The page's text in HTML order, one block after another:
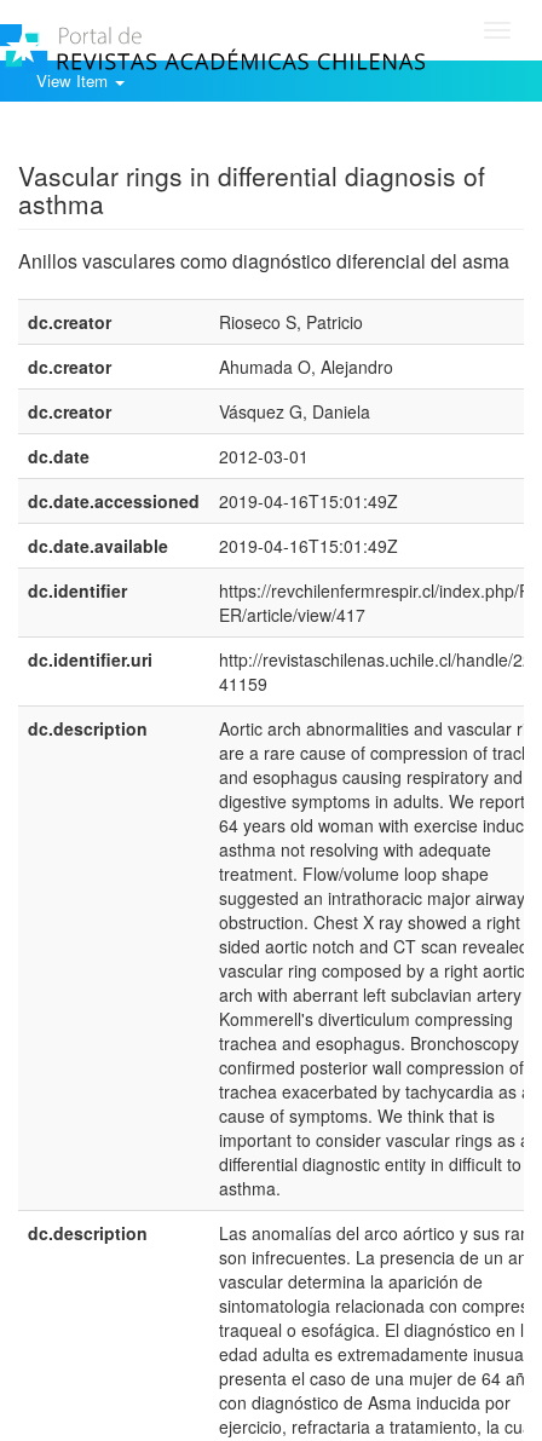
View Item
Vascular rings in differential diagnosis of
asthma
Anillos vasculares como diagnóstico diferencial del asma
dc.creator
Rioseco S, Patricio
dc.creator
Ahumada O, Alejandro
dc.creator
Vásquez G, Daniela
dc.date
2012-03-01
dc.date.accessioned
2019-04-16T15:01:49Z
dc.date.available
2019-04-16T15:01:49Z
dc.identifier
https://revchilenfermrespir.cl/index.php/
ER/article/view/417
dc.identifier.uri
http://revistaschilenas.uchile.cl/handle/
41159
dc.description
Aortic arch abnormalities and vascular
are a rare cause of compression of
and esophagus causing respiratory and
digestive symptoms in adults. We report a
64 years old woman with exercise induced
asthma not resolving with adequate
treatment. Flow/volume loop shape
suggested an intrathoracic major airway
obstruction. Chest X ray showed a right
sided aortic notch and CT scan revealed a
vascular ring composed by a right aortic
arch with aberrant left subclavian artery
Kommerell's diverticulum compressing
trachea and esophagus. Bronchoscopy
confirmed posterior wall compression of
trachea exacerbated by tachycardia as a
cause of symptoms. We think that is
important to consider vascular rings as a
differential diagnostic entity in difficult to
asthma.
dc.description
Las anomalías del arco aórtico y sus
son infrecuentes. La presencia de un
vascular determina la aparición de
sintomatologia relacionada con
traqueal o esofágica. El diagnóstico en la
edad adulta es extremadamente inusual.
presenta el caso de una mujer de 64 años
con diagnóstico de Asma inducida por
ejercicio, refractaria a tratamiento, la cual